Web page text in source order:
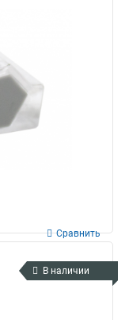
Сравнить
В наличии